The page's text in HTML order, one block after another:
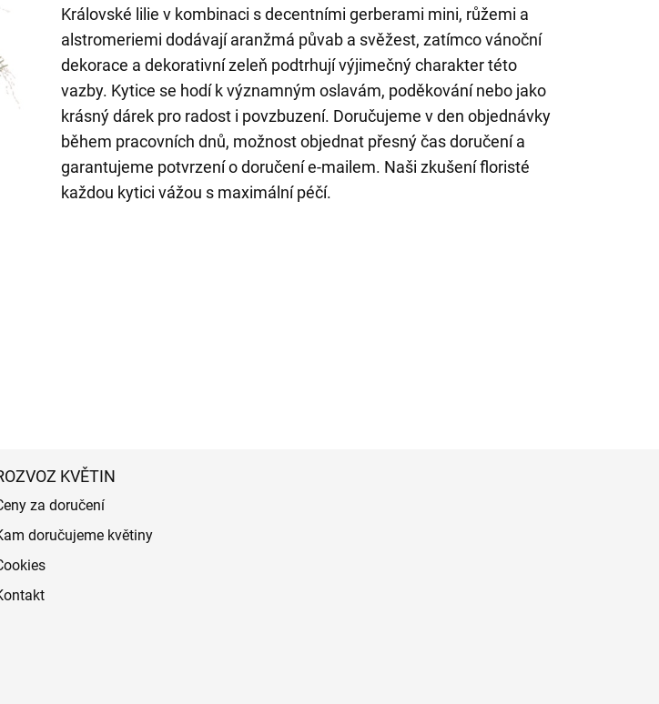
Královské lilie v kombinaci s decentními gerberami mini, růžemi a
alstromeriemi dodávají aranžmá půvab a svěžest, zatímco vánoční
dekorace a dekorativní zeleň podtrhují výjimečný charakter této
vazby. Kytice se hodí k významným oslavám, poděkování nebo jako
krásný dárek pro radost i povzbuzení. Doručujeme v den objednávky
během pracovních dnů, možnost objednat přesný čas doručení a
garantujeme potvrzení o doručení e-mailem. Naši zkušení floristé
každou kytici vážou s maximální péčí.
KVĚTIN
za doručení
doručujeme květiny